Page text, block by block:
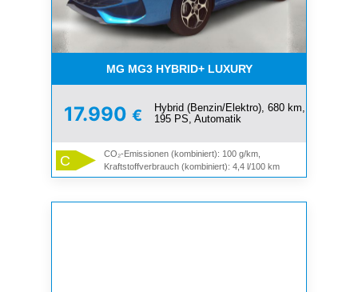
MG MG3 HYBRID+ LUXURY
17.990 €
Hybrid (Benzin/Elektro), 680 km,
195 PS, Automatik
C
CO₂-Emissionen (kombiniert): 100 g/km,
Kraftstoffverbrauch (kombiniert): 4,4 l/100 km